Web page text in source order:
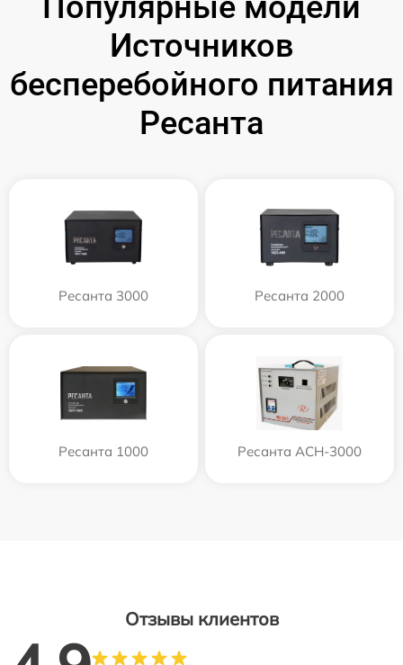
Источников
бесперебойного питания
Ресанта
Ресанта 3000 Ресанта 2000
Ресанта 1000 Ресанта АСН-3000
Отзывы клиентов